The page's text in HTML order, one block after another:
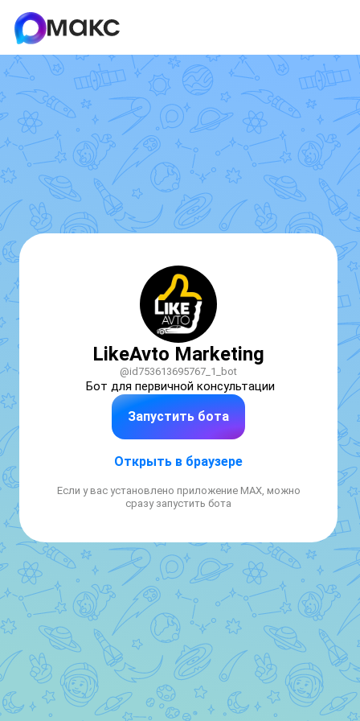
LikeAvto Marketing
@id753613695767_1_bot
Бот для первичной консультации
Запустить бота
Открыть в браузере
Если у вас установлено приложение MAX, можно
сразу запустить бота